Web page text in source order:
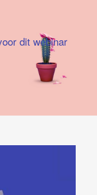
dit webinar